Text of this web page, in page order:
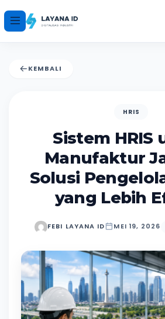
KEMBALI
HRIS
Sistem HRIS
Manufaktur
Solusi
yang Lebih
FEBI LAYANA ID MEI 19, 2026